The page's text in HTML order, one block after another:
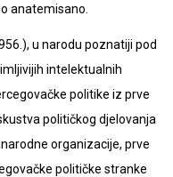
anatemisano.
u narodu poznatiji pod
intelektualnih
politike iz prve
političkog djelovanja
organizacije, prve
političke stranke